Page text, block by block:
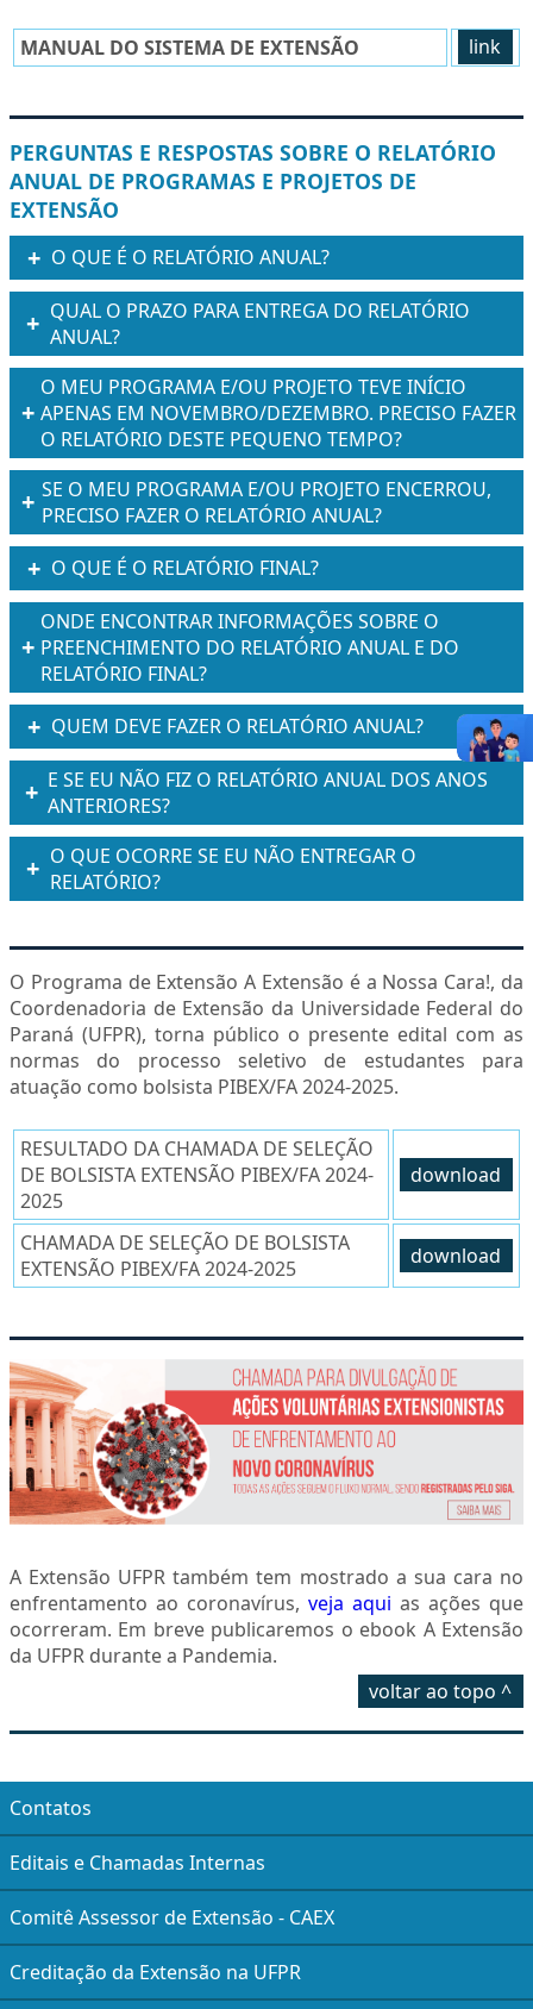
MANUAL DO SISTEMA DE EXTENSÃO link
PERGUNTAS E RESPOSTAS SOBRE O RELATÓRIO
ANUAL DE PROGRAMAS E PROJETOS DE
EXTENSÃO
O QUE É O RELATÓRIO ANUAL?
QUAL O PRAZO PARA ENTREGA DO RELATÓRIO
ANUAL?
O MEU PROGRAMA E/OU PROJETO TEVE INÍCIO
APENAS EM NOVEMBRO/DEZEMBRO. PRECISO FAZER
O RELATÓRIO DESTE PEQUENO TEMPO?
SE O MEU PROGRAMA E/OU PROJETO ENCERROU,
PRECISO FAZER O RELATÓRIO ANUAL?
O QUE É O RELATÓRIO FINAL?
ONDE ENCONTRAR INFORMAÇÕES SOBRE O
PREENCHIMENTO DO RELATÓRIO ANUAL E DO
RELATÓRIO FINAL?
QUEM DEVE FAZER O RELATÓRIO ANUAL?
E SE EU NÃO FIZ O RELATÓRIO ANUAL DOS ANOS
ANTERIORES?
O QUE OCORRE SE EU NÃO ENTREGAR O
RELATÓRIO?
O Programa de Extensão A Extensão é a Nossa Cara!, da
Coordenadoria de Extensão da Universidade Federal do
Paraná (UFPR), torna público o presente edital com as
normas do processo seletivo de estudantes para
atuação como bolsista PIBEX/FA 2024-2025.
RESULTADO DA CHAMADA DE SELEÇÃO
DE BOLSISTA EXTENSÃO PIBEX/FA 2024-
2025
download
CHAMADA DE SELEÇÃO DE BOLSISTA
EXTENSÃO PIBEX/FA 2024-2025
download
A Extensão UFPR também tem mostrado a sua cara no
enfrentamento ao coronavírus, veja aqui as ações que
ocorreram. Em breve publicaremos o ebook A Extensão
da UFPR durante a Pandemia.
voltar ao topo ^
Contatos
Editais e Chamadas Internas
Comitê Assessor de Extensão - CAEX
Creditação da Extensão na UFPR